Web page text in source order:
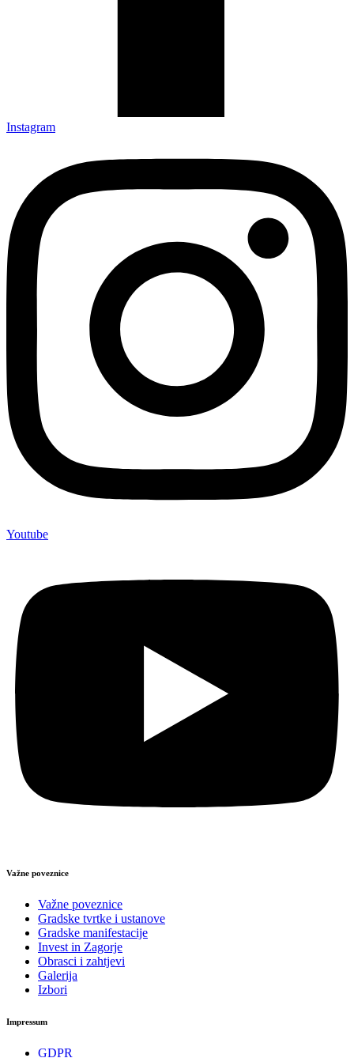
Instagram
Youtube
Važne poveznice
Važne poveznice
Gradske tvrtke i ustanove
Gradske manifestacije
Invest in Zagorje
Obrasci i zahtjevi
Galerija
Izbori
Impressum
GDPR